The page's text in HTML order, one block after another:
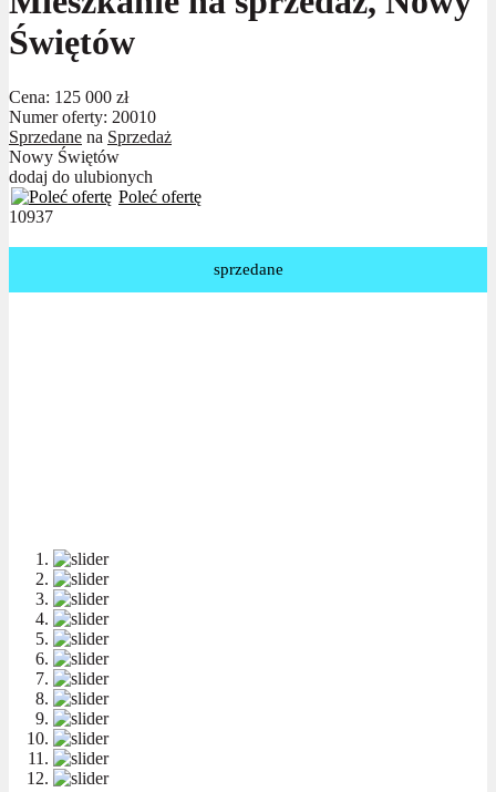
Świętów
Cena: 125 000 zł
Numer oferty: 20010
Sprzedane na Sprzedaż
Nowy Świętów
dodaj do ulubionych
Poleć ofertę
10937
sprzedane